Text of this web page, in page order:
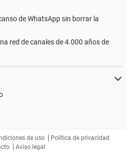
de WhatsApp sin borrar la
red de canales de 4.000 años de
de uso
Política de privacidad
Aviso legal